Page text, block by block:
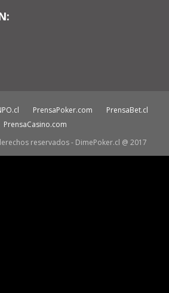
PrensaPoker.com
PrensaBet.cl
PrensaCasino.com
reservados - DimePoker.cl @ 2017